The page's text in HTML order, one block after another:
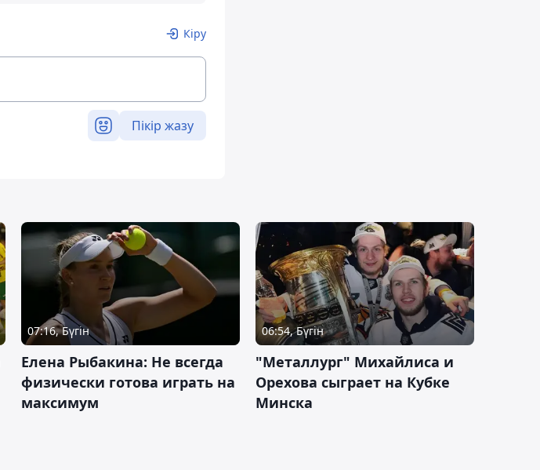
Кіру
Пікір жазу
07:16, Бүгін
Елена Рыбакина: Не всегда
физически готова играть на
максимум
06:54, Бүгін
"Металлург" Михайлиса и
Орехова сыграет на Кубке
Минска